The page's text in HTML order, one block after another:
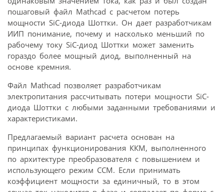
пошаговый файл Mathcad с расчетом потерь
мощности SiC-диода Шоттки. Он дает разработчикам
ИИП понимание, почему и насколько меньший по
рабочему току SiC-диод Шоттки может заменить
гораздо более мощный диод, выполненный на
основе кремния.
Файл Mathcad позволяет разработчикам
электропитания рассчитывать потери мощности SiC-
диода Шоттки с любыми заданными требованиями и
характеристиками.
Предлагаемый вариант расчета основан на
принципах функционирования ККМ, выполненного
по архитектуре преобразователя с повышением и
использующего режим CCM. Если принимать
коэффициент мощности за единичный, то в этом